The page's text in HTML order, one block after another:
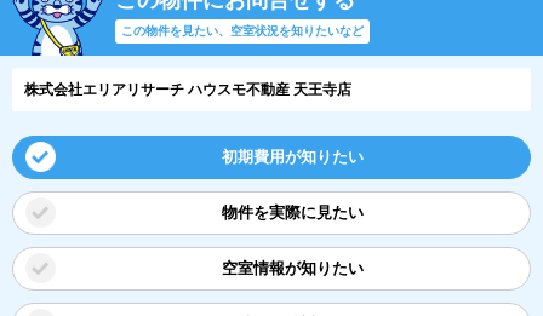
この物件を見たい、空室状況を知りたいなど
株式会社エリアリサーチ ハウスモ不動産 天王寺店
初期費用が知りたい
物件を実際に見たい
空室情報が知りたい